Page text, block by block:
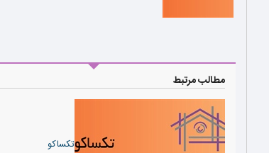
مطالب مرتبط
تکساکو